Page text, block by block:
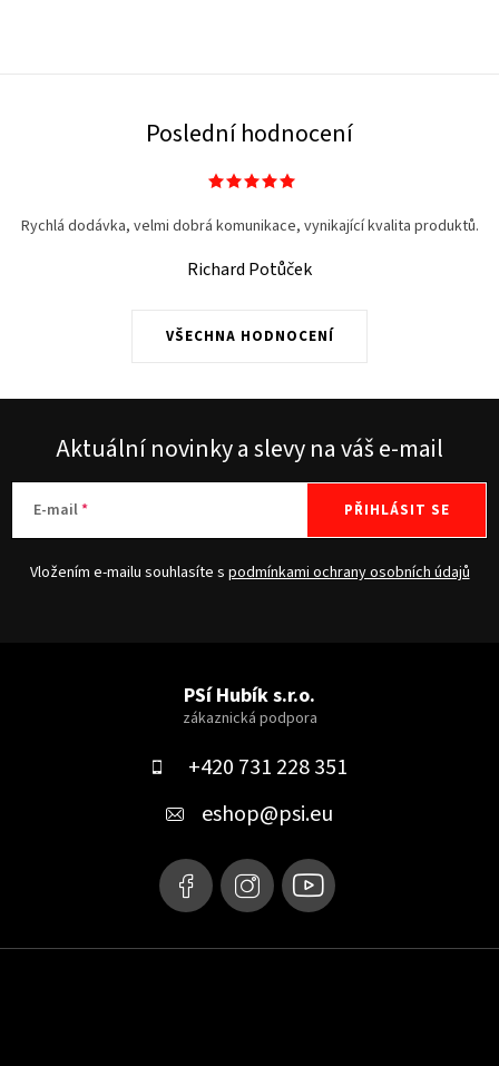
Poslední hodnocení
VŠECHNA HODNOCENÍ
Rychlá dodávka, velmi dobrá komunikace, vynikající kvalita produktů.
Richard Potůček
Aktuální novinky a slevy na váš e-mail
E-mail
Vložením e-mailu souhlasíte s podmínkami ochrany osobních údajů
PŘIHLÁSIT SE
PSí Hubík s.r.o.
+420 731 228 351
eshop@psi.eu